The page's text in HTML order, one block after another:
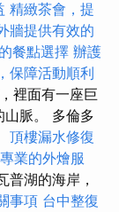
精緻茶會，提
牆提供有效的
餐點選擇 辦護
保障活動順利
裡面有一座巨
山脈。 多倫多
頂樓漏水修復
業的外燴服
普湖的海岸，
事項 台中整復